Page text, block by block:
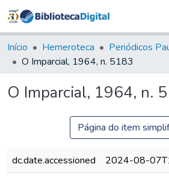
&
Coleções
Tudo na
Digital
Início Hemeroteca Periódicos
O Imparcial, 1964, n. 5183
O Imparcial, 1964, n.
Página do item
dc.date.accessioned
2024-08-